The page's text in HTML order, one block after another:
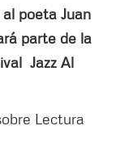
poeta Juan
parte de la
Jazz Al
Lectura